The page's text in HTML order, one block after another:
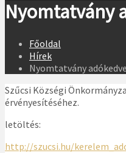
Nyomtatvány
Főoldal
Hírek
Nyomtatvány
Szűcsi Községi
érvényesítéséhez.
letöltés:
http://szucsi.hu/